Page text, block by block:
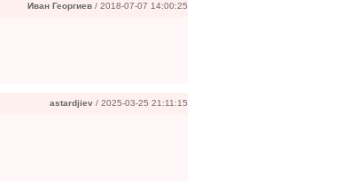
Иван Георгиев / 2018-07-07 14:00:25
astardjiev / 2025-03-25 21:11:15